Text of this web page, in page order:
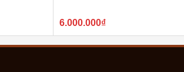
6.000.000₫